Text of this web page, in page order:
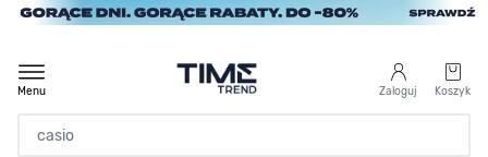
Przejdź do treści
Zaloguj Koszyk
Menu